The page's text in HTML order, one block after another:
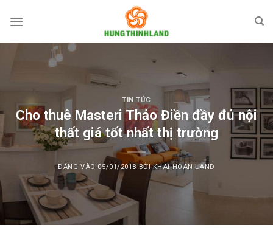
qua
TIN TỨC
Cho thuê Masteri Thảo Điền đầy đủ nội
thất giá tốt nhất thị trường
ĐĂNG VÀO 05/01/2018 BỞIKHAI HOAN LAND